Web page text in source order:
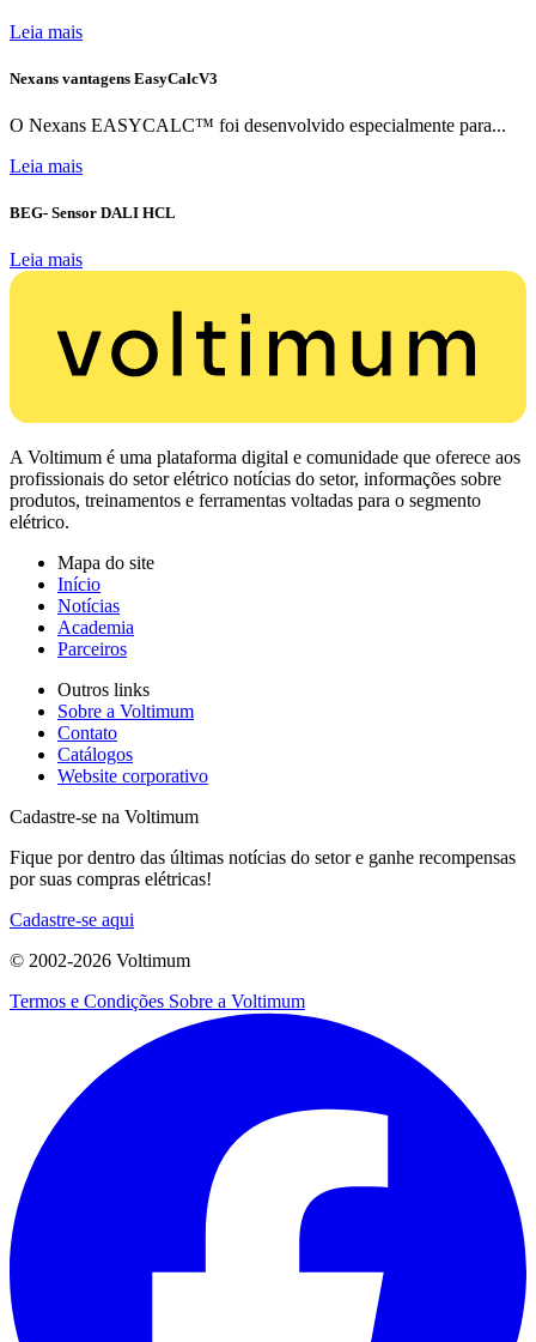
Leia mais
Nexans vantagens EasyCalcV3
O Nexans EASYCALC™ foi desenvolvido especialmente para...
Leia mais
BEG- Sensor DALI HCL
Leia mais
A Voltimum é uma plataforma digital e comunidade que oferece aos
profissionais do setor elétrico notícias do setor, informações sobre
produtos, treinamentos e ferramentas voltadas para o segmento
elétrico.
Mapa do site
Início
Notícias
Academia
Parceiros
Outros links
Sobre a Voltimum
Contato
Catálogos
Website corporativo
Cadastre-se na Voltimum
Fique por dentro das últimas notícias do setor e ganhe recompensas
por suas compras elétricas!
Cadastre-se aqui
© 2002-2026 Voltimum
Termos e Condições Sobre a Voltimum